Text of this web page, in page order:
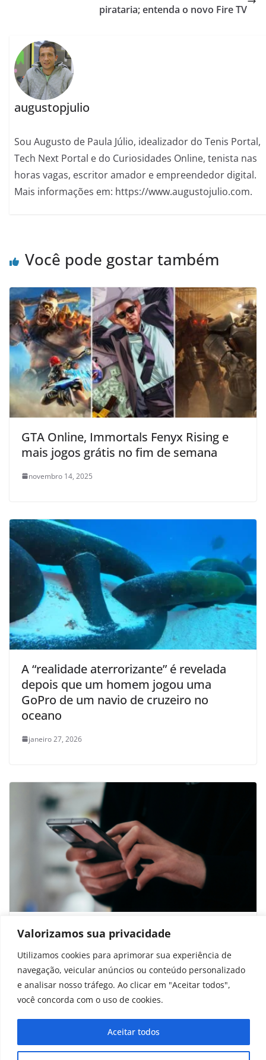
Valorizamos sua privacidade
Utilizamos cookies para aprimorar sua experiência de
navegação, veicular anúncios ou conteúdo personalizado
e analisar nosso tráfego. Ao clicar em "Aceitar todos",
você concorda com o uso de cookies.
Aceitar todos
pirataria; entenda o novo Fire TV
augustopjulio
Sou Augusto de Paula Júlio, idealizador do Tenis Portal,
Tech Next Portal e do Curiosidades Online, tenista nas
horas vagas, escritor amador e empreendedor digital.
Mais informações em: https://www.augustojulio.com.
Você pode gostar também
GTA Online, Immortals Fenyx Rising e
mais jogos grátis no fim de semana
novembro 14, 2025
A “realidade aterrorizante” é revelada
depois que um homem jogou uma
GoPro de um navio de cruzeiro no
oceano
janeiro 27, 2026
Brasil registra aumento expressivo de
novembro 12, 2025
Copyright © 2025 - 2026curiosidadesonline.com.br